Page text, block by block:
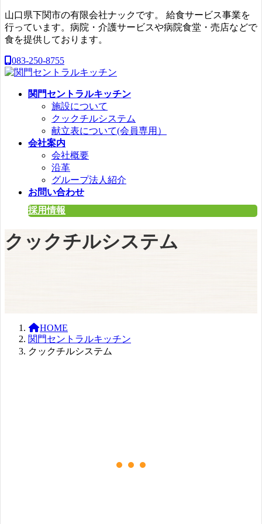
コ
ン
テ
ツ
へ
ナ
ビ
ゲ
シ
ョ
山口県下関市の有限会社ナックです。 給食サービス事業を
行っています。病院・介護サービスや病院食堂・売店などで
食を提供しております。
083-250-8755
関門セントラルキッチン
施設について
クックチルシステム
献立表について(会員専用）
会社案内
会社概要
沿革
グループ法人紹介
お問い合わせ
採用情報
クックチルシステム
HOME
関門セントラルキッチン
クックチルシステム